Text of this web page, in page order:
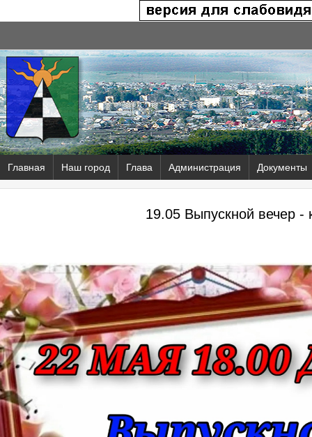
Главная Наш город Глава Администрация Документы
19.05 Выпускной вечер -